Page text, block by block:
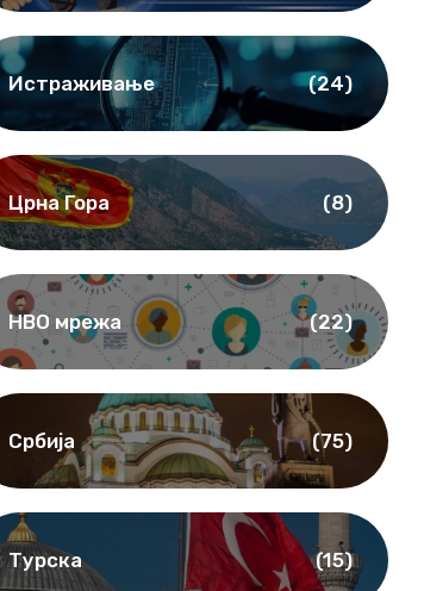
Истраживање (24)
Црна Гора (8)
НВО мрежа (22)
Србија (75)
Турска (15)